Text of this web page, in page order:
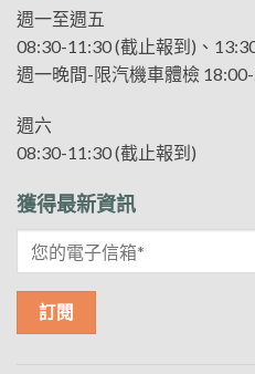
週一至週五
08:30-11:30 (截止報到)、
週一晚間-限汽機車體檢
週六
08:30-11:30 (截止報到)
獲得最新資訊